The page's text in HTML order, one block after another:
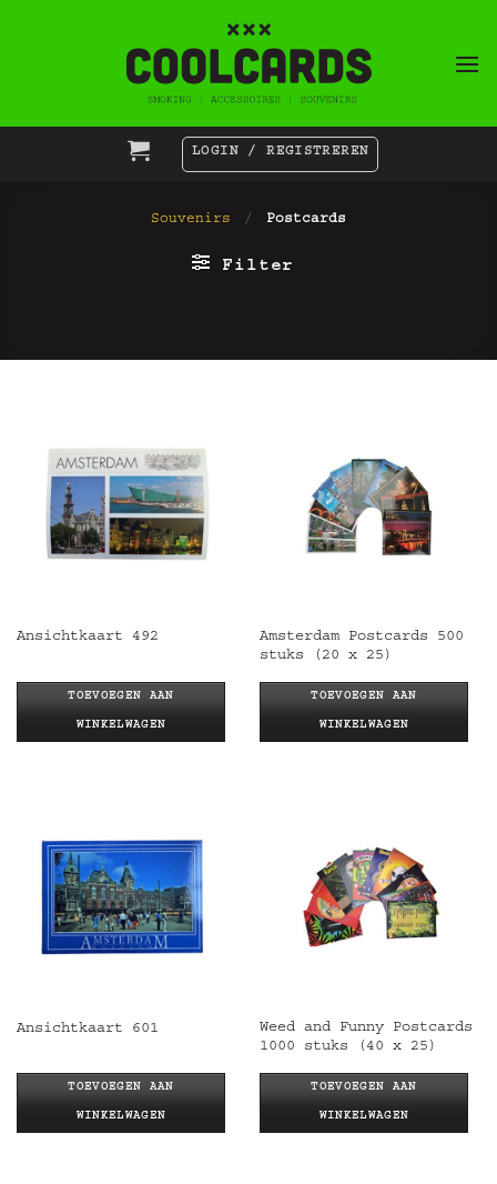
LOGIN / REGISTREREN
Souvenirs / Postcards
Filter
Ansichtkaart 492
TOEVOEGEN AAN
WINKELWAGEN
Amsterdam Postcards 500
stuks (20 x 25)
TOEVOEGEN AAN
WINKELWAGEN
Ansichtkaart 601
TOEVOEGEN AAN
WINKELWAGEN
Weed and Funny Postcards
1000 stuks (40 x 25)
TOEVOEGEN AAN
WINKELWAGEN